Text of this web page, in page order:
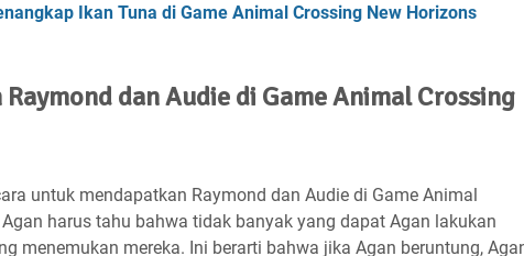
Ikan Tuna di Game Animal Crossing New Horizons
dan Audie di Game Animal Crossing
untuk mendapatkan Raymond dan Audie di Game Animal
harus tahu bahwa tidak banyak yang dapat Agan lakukan
menemukan mereka. Ini berarti bahwa jika Agan beruntung,